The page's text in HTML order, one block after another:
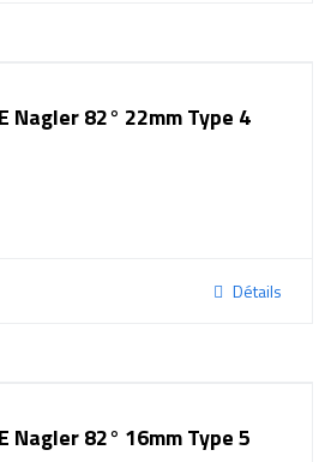
Nagler 82° 22mm Type 4
Détails
Nagler 82° 16mm Type 5